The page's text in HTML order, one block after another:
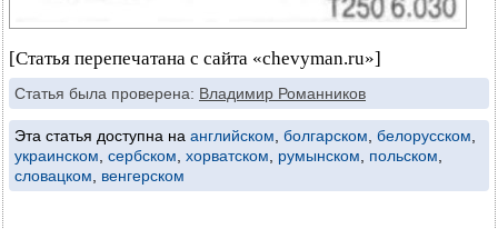
[Статья перепечатана с сайта «chevyman.ru»]
Статья была проверена: Владимир Романников
Эта статья доступна на английском болгарском белорусском
украинском сербском хорватском румынском польском
словацком
венгерском